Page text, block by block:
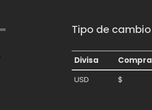
Tipo de cambio
Divisa Compra
USD
$